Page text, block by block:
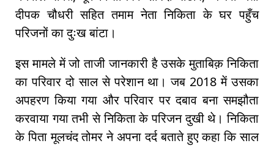
दीपक चौधरी सहित तमाम नेता निकिता के घर पहुँच
परिजनों का दुःख बांटा।
इस मामले में जो ताजी जानकारी है उसके मुताबिक़ निकिता
का परिवार दो साल से परेशान था। जब 2018 में उसका
अपहरण किया गया और परिवार पर दबाव बना समझौता
करवाया गया तभी से निकिता के परिजन दुखी थे। निकिता
के पिता मूलचंद तोमर ने अपना दर्द बताते हुए कहा कि साल